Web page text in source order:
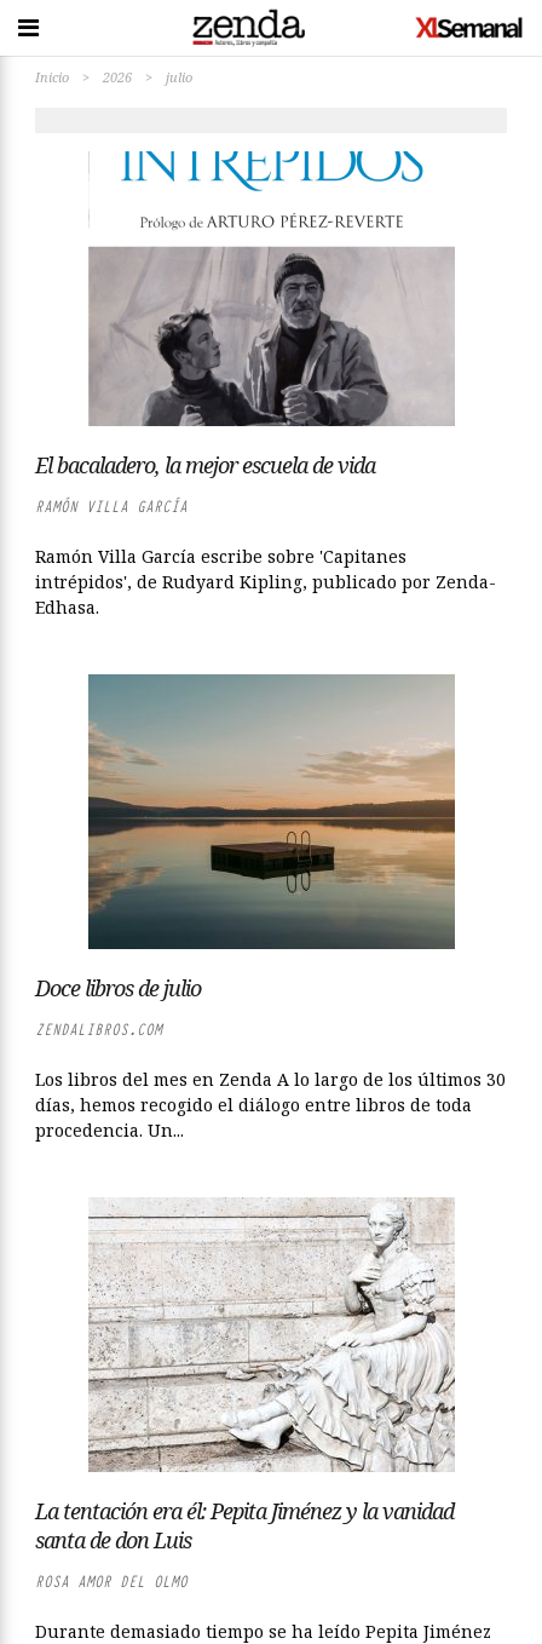
Inicio > 2026 > julio
El bacaladero, la mejor escuela de vida
RAMÓN VILLA GARCÍA
Ramón Villa García escribe sobre 'Capitanes
intrépidos', de Rudyard Kipling, publicado por Zenda-
Edhasa.
Doce libros de julio
ZENDALIBROS.COM
Los libros del mes en Zenda A lo largo de los últimos 30
días, hemos recogido el diálogo entre libros de toda
procedencia. Un...
La tentación era él: Pepita Jiménez y la vanidad
santa de don Luis
ROSA AMOR DEL OLMO
Durante demasiado tiempo se ha leído Pepita Jiménez